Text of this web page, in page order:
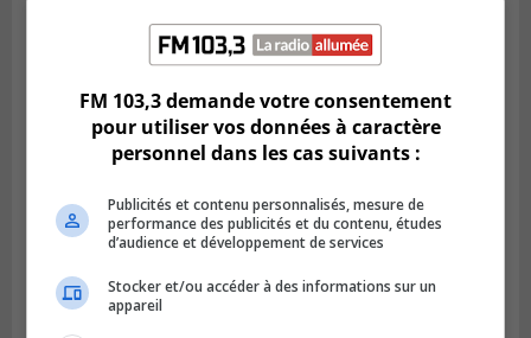
BOUCHERVILLE
Le MTMD annonce des fermetures sur
l’autoroute 20 à Boucherville
FM 103,3 demande votre consentement
pour utiliser vos données à caractère
personnel dans les cas suivants :
Publicités et contenu personnalisés, mesure de
performance des publicités et du contenu, études
d’audience et développement de services
Stocker et/ou accéder à des informations sur un
appareil